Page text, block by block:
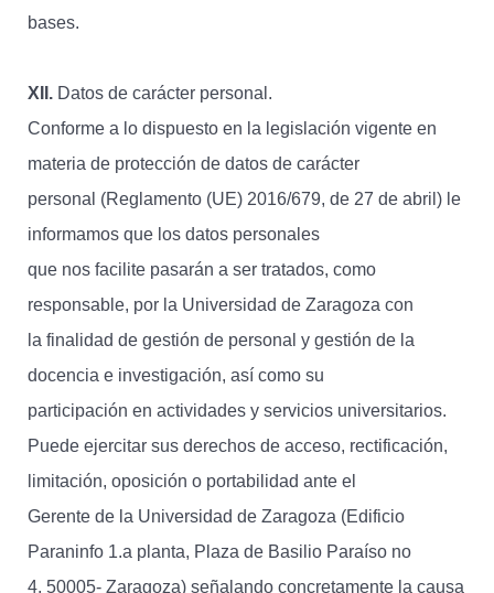
bases.
XII. Datos de carácter personal.
Conforme a lo dispuesto en la legislación vigente en
materia de protección de datos de carácter
personal (Reglamento (UE) 2016/679, de 27 de abril) le
informamos que los datos personales
que nos facilite pasarán a ser tratados, como
responsable, por la Universidad de Zaragoza con
la finalidad de gestión de personal y gestión de la
docencia e investigación, así como su
participación en actividades y servicios universitarios.
Puede ejercitar sus derechos de acceso, rectificación,
limitación, oposición o portabilidad ante el
Gerente de la Universidad de Zaragoza (Edificio
Paraninfo 1.a planta, Plaza de Basilio Paraíso no
4, 50005- Zaragoza) señalando concretamente la causa